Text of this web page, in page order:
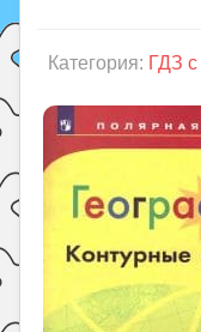
ГДЗ
Праздники
Психология
Летом!
Категория: ГДЗ